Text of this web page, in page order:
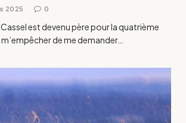
2025 0
est devenu père pour la quatrième
de me demander…